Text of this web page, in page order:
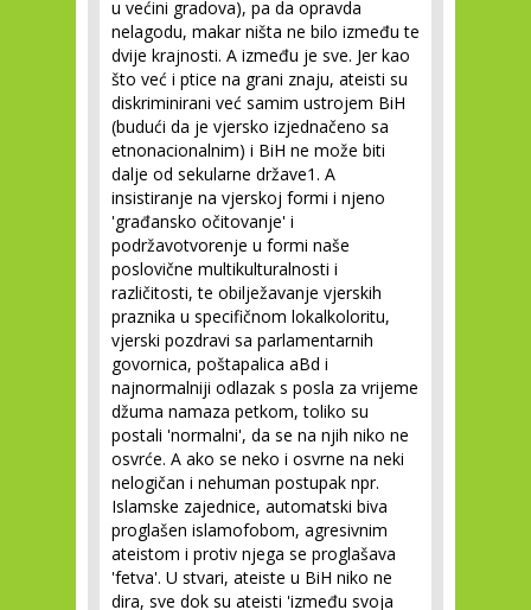
u većini gradova), pa da opravda
nelagodu, makar ništa ne bilo između te
dvije krajnosti. A između je sve. Jer kao
što već i ptice na grani znaju, ateisti su
diskriminirani već samim ustrojem BiH
(budući da je vjersko izjednačeno sa
etnonacionalnim) i BiH ne može biti
dalje od sekularne države1. A
insistiranje na vjerskoj formi i njeno
'građansko očitovanje' i
podržavotvorenje u formi naše
poslovične multikulturalnosti i
različitosti, te obilježavanje vjerskih
praznika u specifičnom lokalkoloritu,
vjerski pozdravi sa parlamentarnih
govornica, poštapalica aBd i
najnormalniji odlazak s posla za vrijeme
džuma namaza petkom, toliko su
postali 'normalni', da se na njih niko ne
osvrće. A ako se neko i osvrne na neki
nelogičan i nehuman postupak npr.
Islamske zajednice, automatski biva
proglašen islamofobom, agresivnim
ateistom i protiv njega se proglašava
'fetva'. U stvari, ateiste u BiH niko ne
dira, sve dok su ateisti 'između svoja